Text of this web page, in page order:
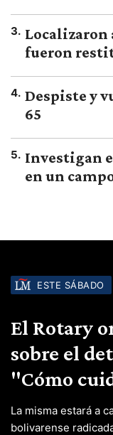
3. Localizaron
fueron
4. Despiste y
65
5. Investigan
en un
ESTE SÁBADO
El Rotary
sobre el
"Cómo
La misma estará a
bolivarense